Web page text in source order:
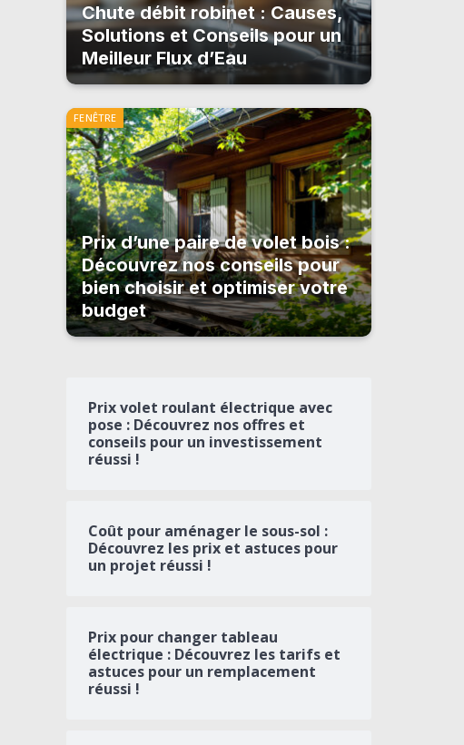
Chute débit robinet : Causes,
Solutions et Conseils pour un
Meilleur Flux d’Eau
FENÊTRE
Prix d’une paire de volet bois :
Découvrez nos conseils pour
bien choisir et optimiser votre
budget
Prix volet roulant électrique avec
pose : Découvrez nos offres et
conseils pour un investissement
réussi !
Coût pour aménager le sous-sol :
Découvrez les prix et astuces pour
un projet réussi !
Prix pour changer tableau
électrique : Découvrez les tarifs et
astuces pour un remplacement
réussi !